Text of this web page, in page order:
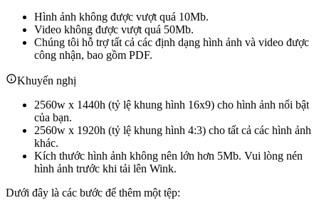
Hình ảnh không được vượt quá 10Mb.
Video không được vượt quá 50Mb.
Chúng tôi hỗ trợ tất cả các định dạng hình ảnh và video được
công nhận, bao gồm PDF.
Khuyến nghị
2560w x 1440h (tỷ lệ khung hình 16x9) cho hình ảnh nổi bật
của bạn.
2560w x 1920h (tỷ lệ khung hình 4:3) cho tất cả các hình ảnh
khác.
Kích thước hình ảnh không nên lớn hơn 5Mb. Vui lòng nén
hình ảnh trước khi tải lên Wink.
Dưới đây là các bước để thêm một tệp: